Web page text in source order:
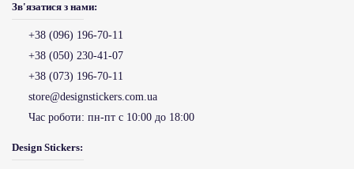
Зв'язатися з нами:
+38 (096) 196-70-11
+38 (050) 230-41-07
+38 (073) 196-70-11
store@designstickers.com.ua
Час роботи: пн-пт с 10:00 до 18:00
Design Stickers: